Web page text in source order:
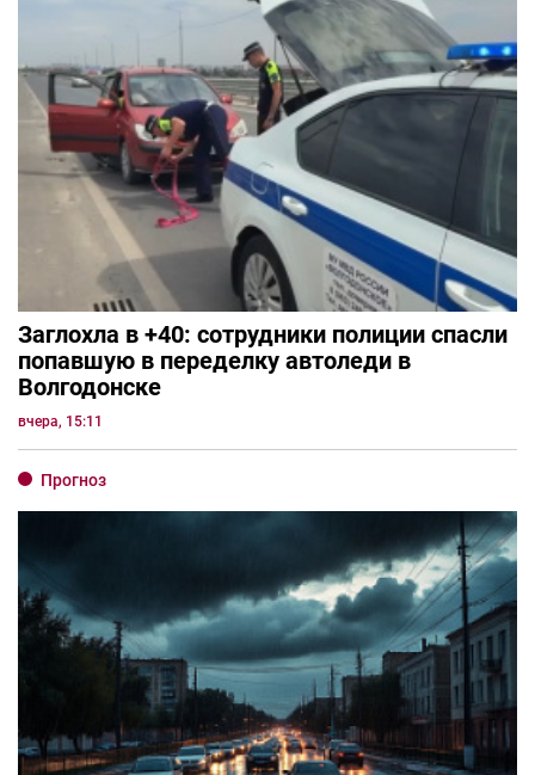
Заглохла в +40: сотрудники полиции спасли
попавшую в переделку автоледи в
Волгодонске
вчера, 15:11
Прогноз